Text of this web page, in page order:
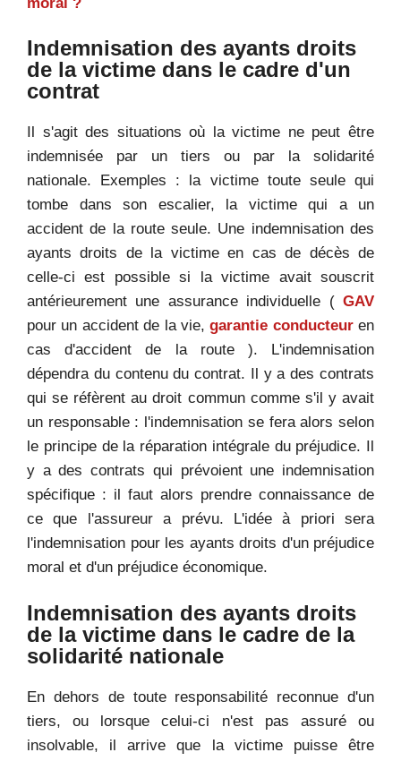
Indemnisation des ayants droits
de la victime dans le cadre d'un
contrat
Il s'agit des situations où la victime ne peut être
indemnisée par un tiers ou par la solidarité
nationale. Exemples : la victime toute seule qui
tombe dans son escalier, la victime qui a un
accident de la route seule. Une indemnisation des
ayants droits de la victime en cas de décès de
celle-ci est possible si la victime avait souscrit
antérieurement une assurance individuelle ( GAV
pour un accident de la vie,garantie conducteur en
cas d'accident de la route ). L'indemnisation
dépendra du contenu du contrat. Il y a des contrats
qui se réfèrent au droit commun comme s'il y avait
un responsable : l'indemnisation se fera alors selon
le principe de la réparation intégrale du préjudice. Il
y a des contrats qui prévoient une indemnisation
spécifique : il faut alors prendre connaissance de
ce que l'assureur a prévu. L'idée à priori sera
l'indemnisation pour les ayants droits d'un préjudice
moral et d'un préjudice économique.
Indemnisation des ayants droits
de la victime dans le cadre de la
solidarité nationale
En dehors de toute responsabilité reconnue d'un
tiers, ou lorsque celui-ci n'est pas assuré ou
insolvable, il arrive que la victime puisse être